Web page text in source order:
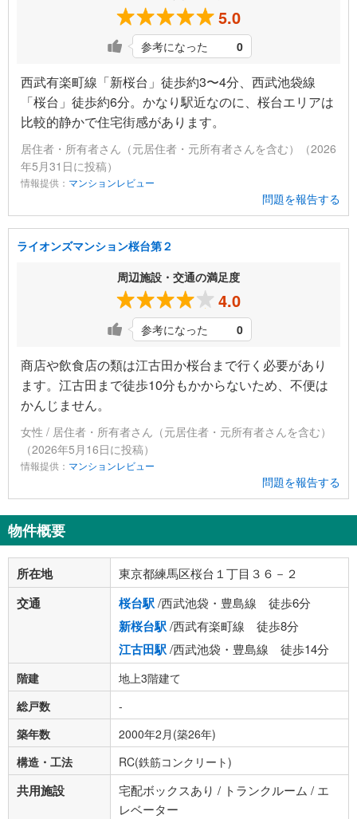
5.0
参考になった 0
西武有楽町線「新桜台」徒歩約3〜4分、西武池袋線
「桜台」徒歩約6分。かなり駅近なのに、桜台エリアは
比較的静かで住宅街感があります。
居住者・所有者さん（元居住者・元所有者さんを含む）（2026
年5月31日に投稿）
情報提供： マンションレビュー
問題を報告する
ライオンズマンション桜台第２
周辺施設・交通の満足度
4.0
参考になった 0
商店や飲食店の類は江古田か桜台まで行く必要があり
ます。江古田まで徒歩10分もかからないため、不便は
かんじません。
女性 / 居住者・所有者さん（元居住者・元所有者さんを含む）
（2026年5月16日に投稿）
情報提供： マンションレビュー
問題を報告する
物件概要
所在地 東京都練馬区桜台１丁目３６－２
交通 桜台駅/西武池袋・豊島線 徒歩6分
新桜台駅/西武有楽町線 徒歩8分
江古田駅/西武池袋・豊島線 徒歩14分
階建
地上3階建て
総戸数
-
築年数
2000年2月(築26年)
構造・工法
RC(鉄筋コンクリート)
共用施設
宅配ボックスあり / トランクルーム / エ
レベーター